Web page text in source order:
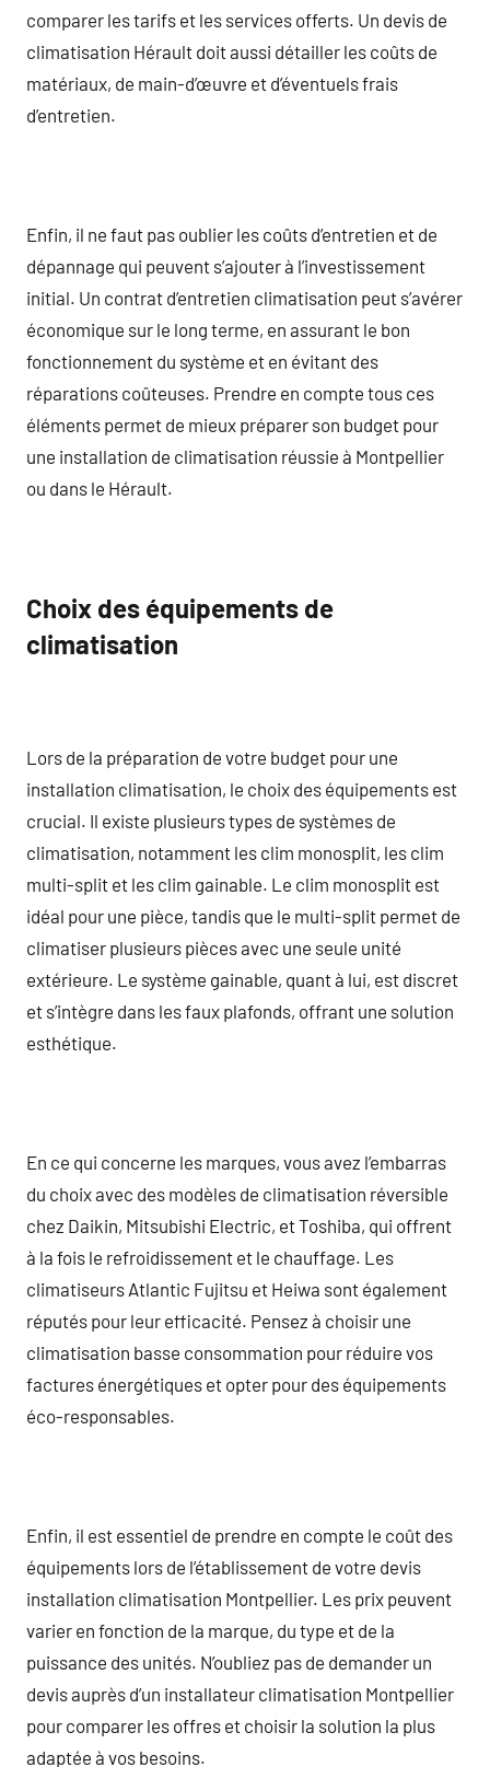
comparer les tarifs et les services offerts. Un devis de
climatisation Hérault doit aussi détailler les coûts de
matériaux, de main-d’œuvre et d’éventuels frais
d’entretien.
Enfin, il ne faut pas oublier les coûts d’entretien et de
dépannage qui peuvent s’ajouter à l’investissement
initial. Un contrat d’entretien climatisation peut s’avérer
économique sur le long terme, en assurant le bon
fonctionnement du système et en évitant des
réparations coûteuses. Prendre en compte tous ces
éléments permet de mieux préparer son budget pour
une installation de climatisation réussie à Montpellier
ou dans le Hérault.
Choix des équipements de
climatisation
Lors de la préparation de votre budget pour une
installation climatisation, le choix des équipements est
crucial. Il existe plusieurs types de systèmes de
climatisation, notamment les clim monosplit, les clim
multi-split et les clim gainable. Le clim monosplit est
idéal pour une pièce, tandis que le multi-split permet de
climatiser plusieurs pièces avec une seule unité
extérieure. Le système gainable, quant à lui, est discret
et s’intègre dans les faux plafonds, offrant une solution
esthétique.
En ce qui concerne les marques, vous avez l’embarras
du choix avec des modèles de climatisation réversible
chez Daikin, Mitsubishi Electric, et Toshiba, qui offrent
à la fois le refroidissement et le chauffage. Les
climatiseurs Atlantic Fujitsu et Heiwa sont également
réputés pour leur efficacité. Pensez à choisir une
climatisation basse consommation pour réduire vos
factures énergétiques et opter pour des équipements
éco-responsables.
Enfin, il est essentiel de prendre en compte le coût des
équipements lors de l’établissement de votre devis
installation climatisation Montpellier. Les prix peuvent
varier en fonction de la marque, du type et de la
puissance des unités. N’oubliez pas de demander un
devis auprès d’un installateur climatisation Montpellier
pour comparer les offres et choisir la solution la plus
adaptée à vos besoins.